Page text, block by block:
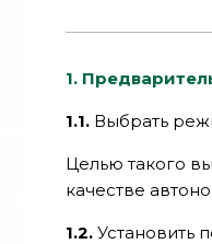
1.
1.1. Выбрать
Целью такого
качестве
1.2.Установить